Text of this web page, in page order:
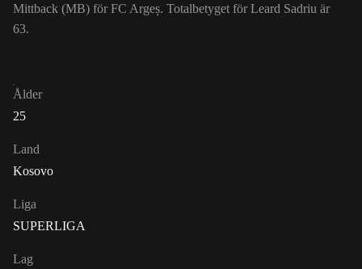
Mittback (MB) för FC Argeș. Totalbetyget för Leard Sadriu är
63.
Ålder
25
Land
Kosovo
Liga
SUPERLIGA
Lag